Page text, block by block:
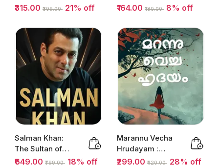
Sangeethamaaku
റഹ്മാന്‍...
₹315.00 ₹399.00 21% off
bol : Bobby Jose
വാക്ക്...
₹164.00 ₹180.00 8% off
Salman Khan:
The Sultan of
Bollywood :
₹649.00 ₹799.00 18% off
Marannu Vecha
Hrudayam :
Divya
₹299.00 ₹420.00 28% off